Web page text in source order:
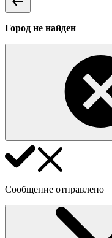
Город не найден
Сообщение отправлено